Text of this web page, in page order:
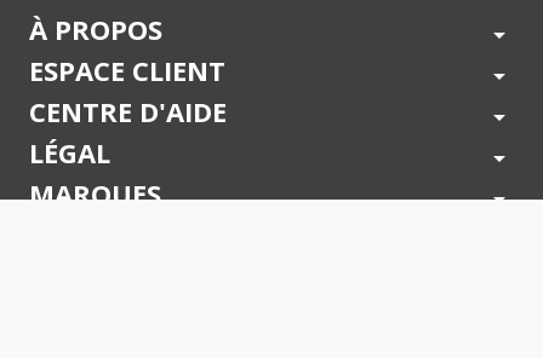
À PROPOS arrow_drop_down
ESPACE CLIENT arrow_drop_down
CENTRE D'AIDE arrow_drop_down
LÉGAL arrow_drop_down
MARQUES arrow_drop_down